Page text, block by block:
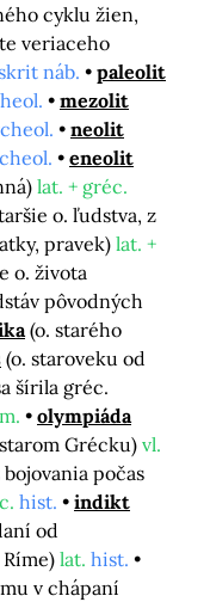
cyklu žien,
veriaceho
náb.
paleolit
mezolit
neolit
eneolit
lat. + gréc.
o. ľudstva, z
pravek) lat. +
o. života
pôvodných
(o. starého
(o. staroveku od
šírila gréc.
olympiáda
Grécku) vl.
počas
hist.
indikt
od
lat. hist.
v chápaní